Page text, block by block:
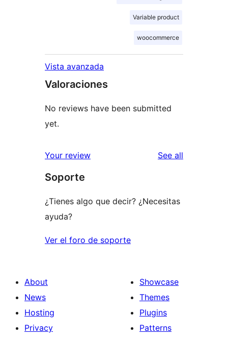
Variable product
woocommerce
Vista avanzada
Valoraciones
No reviews have been submitted
yet.
Your review See all
Soporte
¿Tienes algo que decir? ¿Necesitas
ayuda?
Ver el foro de soporte
About
News
Hosting
Privacy
Showcase
Themes
Plugins
Patterns